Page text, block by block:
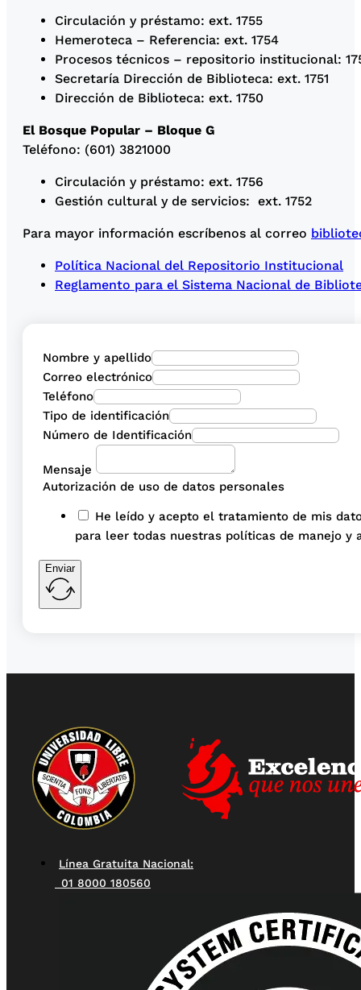
Circulación y préstamo: ext. 1755
Hemeroteca – Referencia: ext. 1754
Procesos técnicos – repositorio institucional:
Secretaría Dirección de Biblioteca: ext. 1751
Dirección de Biblioteca: ext. 1750
El Bosque Popular – Bloque G
Teléfono: (601) 3821000
Circulación y préstamo: ext. 1756
Gestión cultural y de servicios: ext. 1752
Para mayor información escríbenos al correo
Política Nacional del Repositorio Institucional
Reglamento para el Sistema Nacional de
Nombre y apellido
Correo electrónico
Teléfono
Tipo de identificación
Número de Identificación
Mensaje
Autorización de uso de datos personales
He leído y acepto el tratamiento de mis
para leer todas nuestras políticas de manejo y
Enviar
Línea Gratuita Nacional:
01 8000 180560